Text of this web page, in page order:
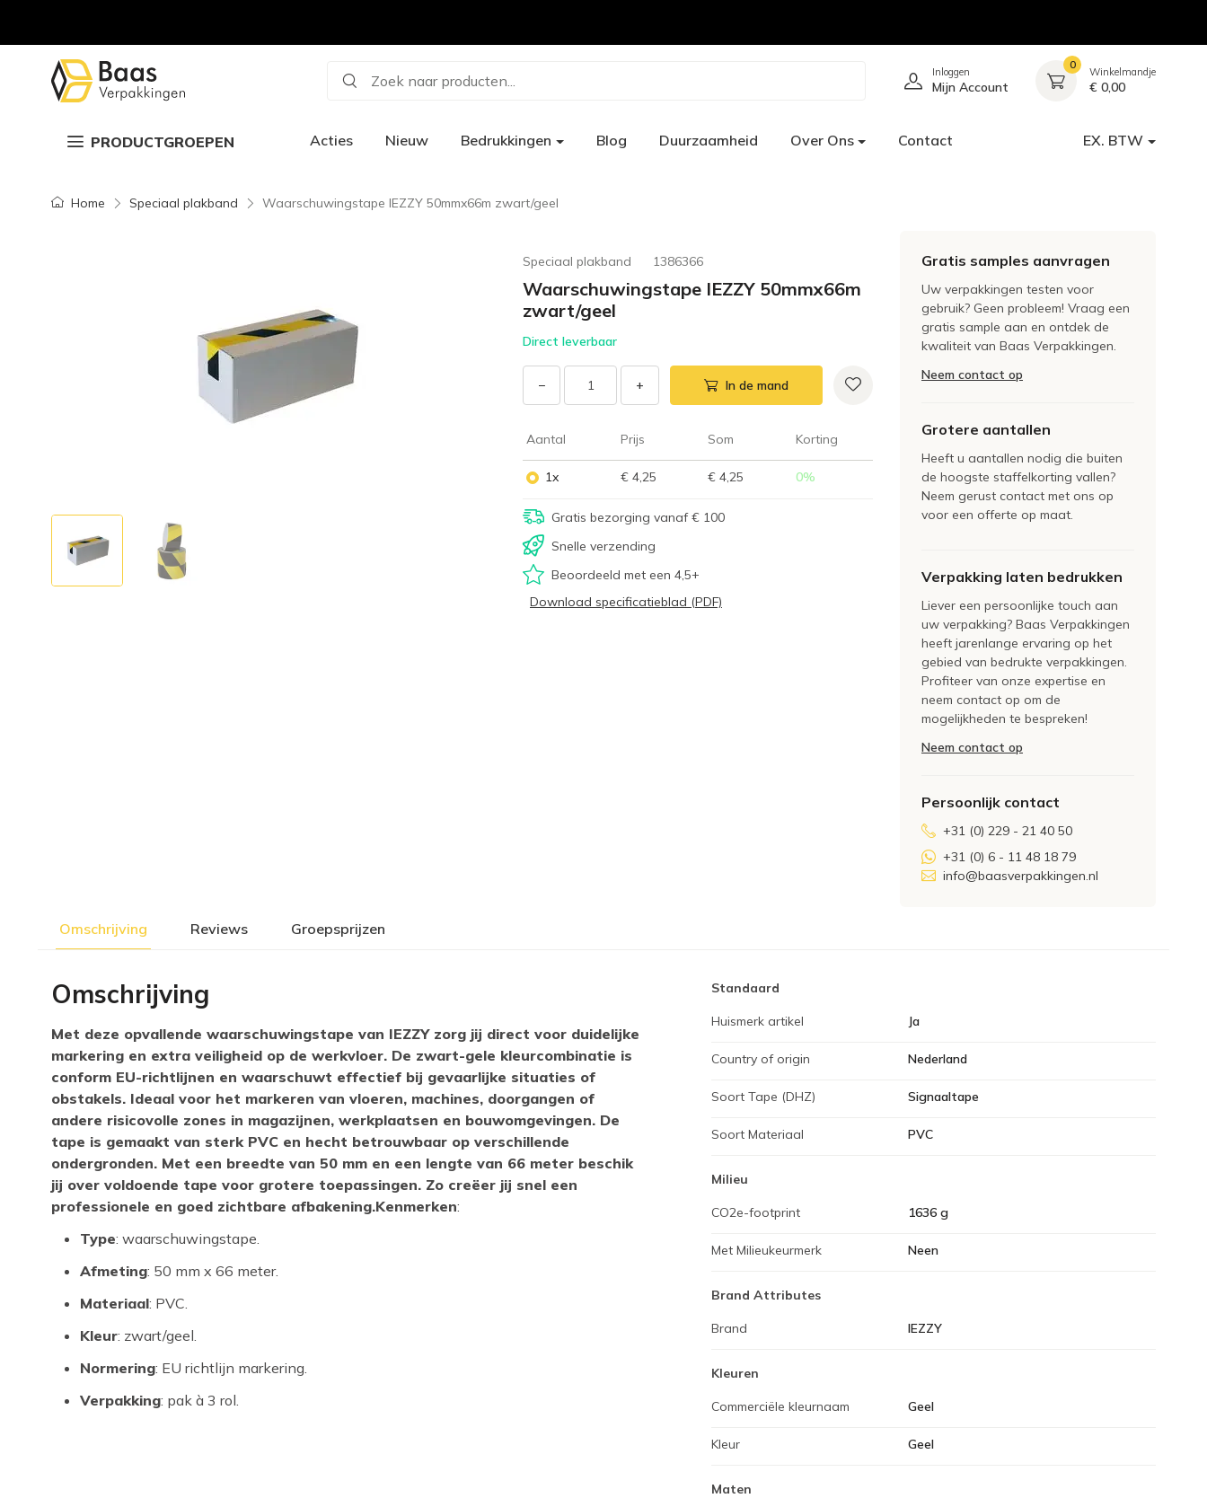
Zoek naar producten... Inloggen
Mijn Account
0
Winkelmandje
€ 0,00
PRODUCTGROEPEN Acties Nieuw Bedrukkingen Blog Duurzaamheid Over Ons Contact EX. BTW
Home Speciaal plakband Waarschuwingstape IEZZY 50mmx66m zwart/geel
Speciaal plakband 1386366
Waarschuwingstape IEZZY 50mmx66m
zwart/geel
Direct leverbaar
− + In de mand
Aantal Prijs Som Korting
1x € 4,25 € 4,25 0%
Gratis bezorging vanaf € 100
Snelle verzending
Beoordeeld met een 4,5+
Download specificatieblad (PDF)
Gratis samples aanvragen
Uw verpakkingen testen voor
gebruik? Geen probleem! Vraag een
gratis sample aan en ontdek de
kwaliteit van Baas Verpakkingen.
Neem contact op
Grotere aantallen
Heeft u aantallen nodig die buiten
de hoogste staffelkorting vallen?
Neem gerust contact met ons op
voor een offerte op maat.
Verpakking laten bedrukken
Liever een persoonlijke touch aan
uw verpakking? Baas Verpakkingen
heeft jarenlange ervaring op het
gebied van bedrukte verpakkingen.
Profiteer van onze expertise en
neem contact op om de
mogelijkheden te bespreken!
Neem contact op
Persoonlijk contact
+31 (0) 229 - 21 40 50
+31 (0) 6 - 11 48 18 79
info@baasverpakkingen.nl
Omschrijving Reviews Groepsprijzen
Omschrijving
Met deze opvallende waarschuwingstape van IEZZY zorg jij direct voor duidelijke
markering en extra veiligheid op de werkvloer. De zwart-gele kleurcombinatie is
conform EU-richtlijnen en waarschuwt effectief bij gevaarlijke situaties of
obstakels. Ideaal voor het markeren van vloeren, machines, doorgangen of
andere risicovolle zones in magazijnen, werkplaatsen en bouwomgevingen. De
tape is gemaakt van sterk PVC en hecht betrouwbaar op verschillende
ondergronden. Met een breedte van 50 mm en een lengte van 66 meter beschik
jij over voldoende tape voor grotere toepassingen. Zo creëer jij snel een
professionele en goed zichtbare afbakening.Kenmerken:
Type: waarschuwingstape.
Afmeting: 50 mm x 66 meter.
Materiaal: PVC.
Kleur: zwart/geel.
Normering: EU richtlijn markering.
Verpakking: pak à 3 rol.
Standaard
Huismerk artikel Ja
Country of origin Nederland
Soort Tape (DHZ) Signaaltape
Soort Materiaal PVC
Milieu
CO2e-footprint 1636 g
Met Milieukeurmerk Neen
Brand Attributes
Brand IEZZY
Kleuren
Commerciële kleurnaam Geel
Kleur Geel
Maten